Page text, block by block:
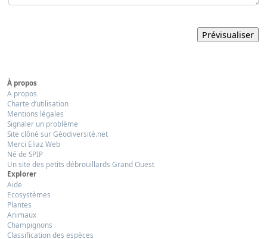
À propos
A propos
Charte d’utilisation
Mentions légales
Signaler un problème
Site clôné sur Géodiversité.net
Merci Eliaz Web
Né de SPIP
Un site des petits débrouillards Grand Ouest
Explorer
Aide
Ecosystèmes
Plantes
Animaux
Champignons
Classification des espèces